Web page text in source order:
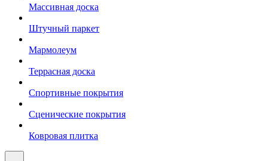
Массивная доска
Штучный паркет
Мармолеум
Террасная доска
Спортивные покрытия
Сценические покрытия
Ковровая плитка